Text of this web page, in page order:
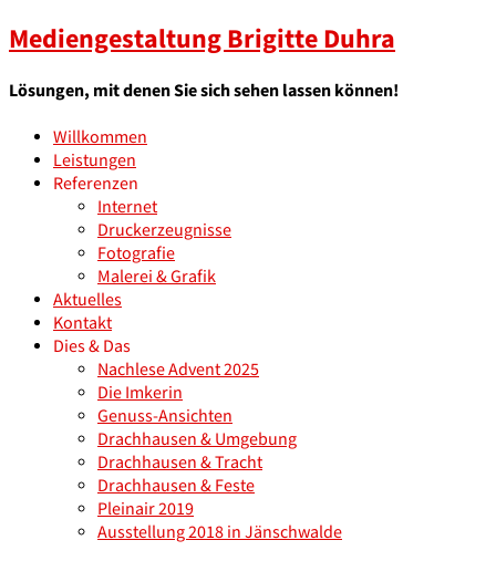
Mediengestaltung Brigitte Duhra
Lösungen, mit denen Sie sich sehen lassen können!
Willkommen
Leistungen
Referenzen
Internet
Druckerzeugnisse
Fotografie
Malerei & Grafik
Aktuelles
Kontakt
Dies & Das
Nachlese Advent 2025
Die Imkerin
Genuss-Ansichten
Drachhausen & Umgebung
Drachhausen & Tracht
Drachhausen & Feste
Pleinair 2019
Ausstellung 2018 in Jänschwalde